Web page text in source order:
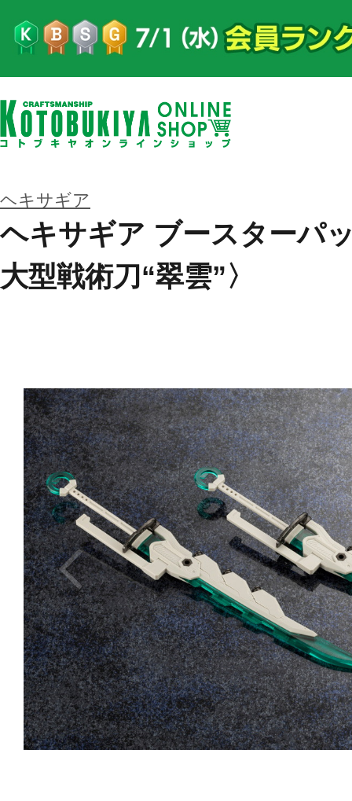
ヘキサギア
ヘキサギア ブースターパ
大型戦術刀“翠雲”〉